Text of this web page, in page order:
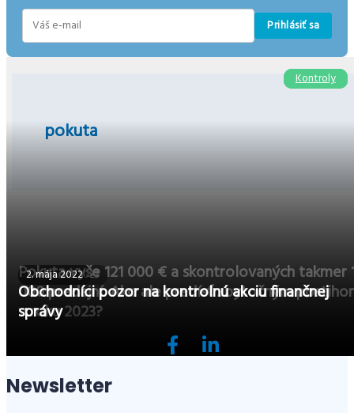
Prihlásiť sa
pokuta
2. februára 2023
Pokuta vyše 121 000 € a skontrolovaných takmer
000 predajní. Ako ale predísť zbytočným
v roku 2023?
Kontroly
2. mája 2022
Obchodníci pozor na kontrolnú akciu finančnej
správy
Kontroly
Newsletter